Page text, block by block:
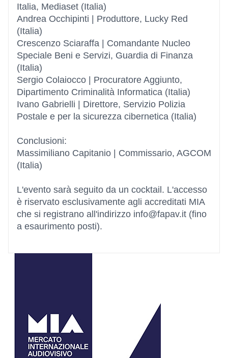
Italia, Mediaset (Italia)
Andrea Occhipinti | Produttore, Lucky Red
(Italia)
Crescenzo Sciaraffa | Comandante Nucleo
Speciale Beni e Servizi, Guardia di Finanza
(Italia)
Sergio Colaiocco | Procuratore Aggiunto,
Dipartimento Criminalità Informatica (Italia)
Ivano Gabrielli | Direttore, Servizio Polizia
Postale e per la sicurezza cibernetica (Italia)
Conclusioni:
Massimiliano Capitanio | Commissario, AGCOM
(Italia)
L'evento sarà seguito da un cocktail. L'accesso
è riservato esclusivamente agli accreditati MIA
che si registrano all'indirizzo info@fapav.it (fino
a esaurimento posti).